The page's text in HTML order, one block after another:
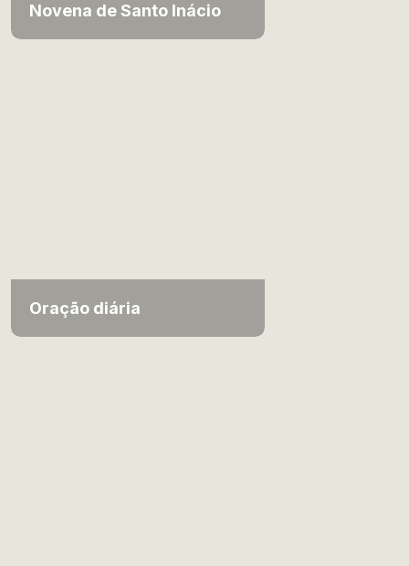
Novena de Santo Inácio
Oração diária